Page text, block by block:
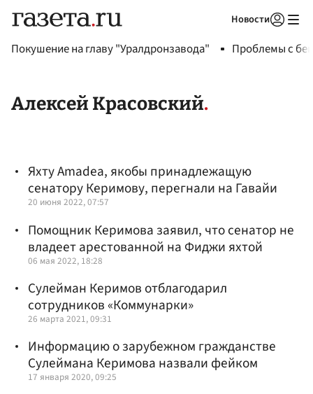
Новости
Покушение на главу "Уралдронзавода" Проблемы с
Алексей Красовский
Яхту Amadea, якобы принадлежащую
сенатору Керимову, перегнали на Гавайи
20 июня 2022, 07:57
Помощник Керимова заявил, что сенатор не
владеет арестованной на Фиджи яхтой
06 мая 2022, 18:28
Сулейман Керимов отблагодарил
сотрудников «Коммунарки»
26 марта 2021, 09:31
Информацию о зарубежном гражданстве
Сулеймана Керимова назвали фейком
17 января 2020, 09:25